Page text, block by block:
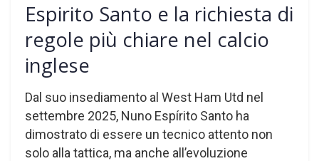
Espirito Santo e la richiesta di
regole più chiare nel calcio
inglese
Dal suo insediamento al West Ham Utd nel
settembre 2025, Nuno Espírito Santo ha
dimostrato di essere un tecnico attento non
solo alla tattica, ma anche all’evoluzione